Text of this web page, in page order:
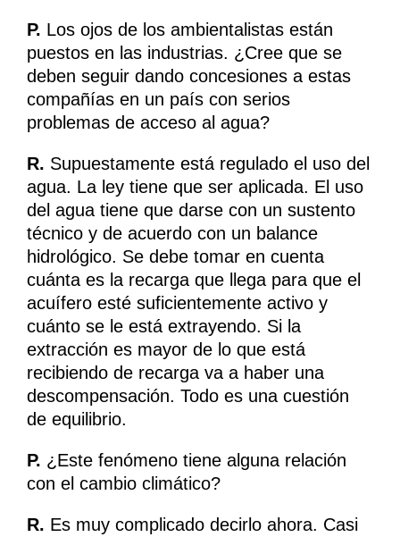
P. Los ojos de los ambientalistas están
puestos en las industrias. ¿Cree que se
deben seguir dando concesiones a estas
compañías en un país con serios
problemas de acceso al agua?
R. Supuestamente está regulado el uso del
agua. La ley tiene que ser aplicada. El uso
del agua tiene que darse con un sustento
técnico y de acuerdo con un balance
hidrológico. Se debe tomar en cuenta
cuánta es la recarga que llega para que el
acuífero esté suficientemente activo y
cuánto se le está extrayendo. Si la
extracción es mayor de lo que está
recibiendo de recarga va a haber una
descompensación. Todo es una cuestión
de equilibrio.
P. ¿Este fenómeno tiene alguna relación
con el cambio climático?
R. Es muy complicado decirlo ahora. Casi